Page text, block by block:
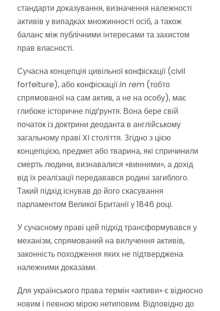
стандарти доказування, визначення належності
активів у випадках множинності осіб, а також
баланс між публічними інтересами та захистом
прав власності.
Сучасна концепція цивільної конфіскації (civil
forfeiture), або конфіскаціїin rem (тобто
спрямованої на сам актив, а не на особу), має
глибоке історичне підґрунтя. Вона бере свій
початок із доктрини деоданта в англійському
загальному праві XI століття. Згідно з цією
концепцією, предмет або тварина, які спричинили
смерть людини, визнавалися «винними», а дохід
від їх реалізації передавався родині загиблого.
Такий підхід існував до його скасування
парламентом Великої Британії у 1846 році.
У сучасному праві цей підхід трансформувався у
механізм, спрямований на вилучення активів,
законність походження яких не підтверджена
належними доказами.
Для українського права термін «активи» є відносно
новим і певною мірою нетиповим. Відповідно до